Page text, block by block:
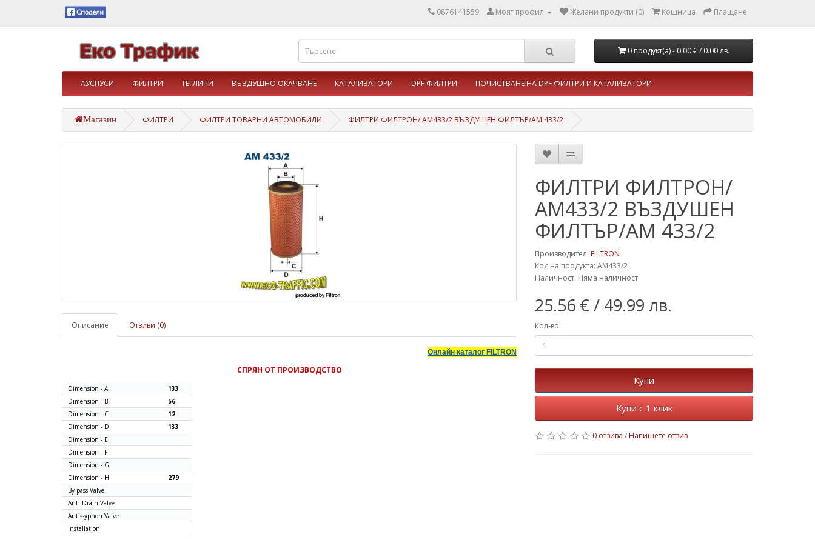
0876141559 Моят профил Желани продукти (0) Кошница Плащане
0 продукт(а) - 0.00 €/ 0.00 лв.
АУСПУСИ ФИЛТРИ ТЕГЛИЧИ ВЪЗДУШНО ОКАЧВАНЕ КАТАЛИЗАТОРИ DPF ФИЛТРИ ПОЧИСТВАНЕ НА DPF ФИЛТРИ И КАТАЛИЗАТОРИ
Магазин ФИЛТРИ ФИЛТРИ ТОВАРНИ АВТОМОБИЛИ ФИЛТРИ ФИЛТРОН/ AM433/2 ВЪЗДУШЕН ФИЛТЪР/AM 433/2
Описание Отзиви (0)
Онлайн каталог FILTRON
СПРЯН ОТ ПРОИЗВОДСТВО
Dimension - A
133
Dimension - B
56
Dimension - C
12
Dimension - D
133
Dimension - E
Dimension - F
Dimension - G
Dimension - H
279
By-pass Valve
Anti-Drain Valve
Anti-syphon Valve
Installation
ФИЛТРИ ФИЛТРОН/
AM433/2 ВЪЗДУШЕН
ФИЛТЪР/AM 433/2
Производител: FILTRON
Код на продукта: AM433/2
Наличност: Няма наличност
25.56 €/ 49.99 лв.
Кол-во:
Купи
Купи с 1 клик
0 отзива / Напишете отзив